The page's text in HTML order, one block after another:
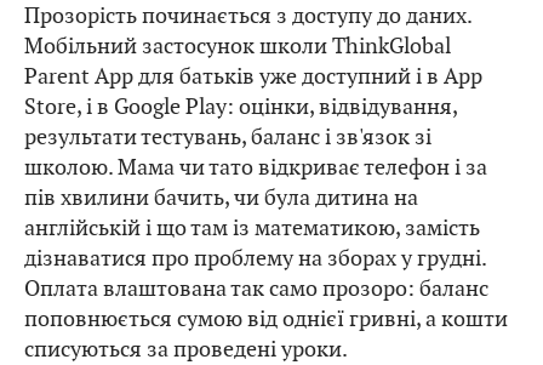
Прозорість починається з доступу до даних.
Мобільний застосунок школи ThinkGlobal
Parent App для батьків уже доступний і в App
Store, і в Google Play: оцінки, відвідування,
результати тестувань, баланс і зв'язок зі
школою. Мама чи тато відкриває телефон і за
пів хвилини бачить, чи була дитина на
англійській і що там із математикою, замість
дізнаватися про проблему на зборах у грудні.
Оплата влаштована так само прозоро: баланс
поповнюється сумою від однієї гривні, а кошти
списуються за проведені уроки.